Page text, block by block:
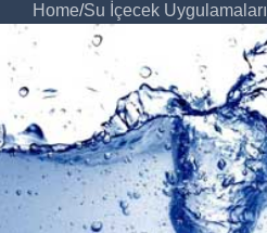
Home Su İçecek Uygulamaları